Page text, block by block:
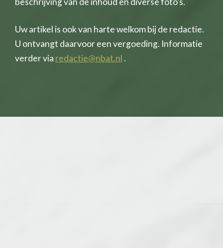
Uw artikel is ook van harte welkom bij de redactie.
U ontvangt daarvoor een vergoeding. Informatie
verder via redactie@nbat.nl .